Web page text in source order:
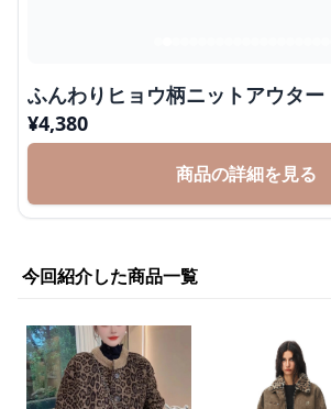
ふんわりヒョウ柄ニットアウター
¥4,380
商品の詳細を見る
今回紹介した商品一覧